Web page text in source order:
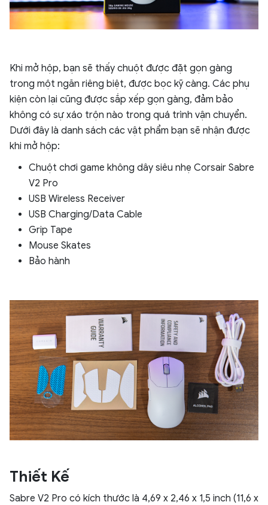
Khi mở hộp, bạn sẽ thấy chuột được đặt gọn gàng
trong một ngăn riêng biệt, được bọc kỹ càng. Các phụ
kiện còn lại cũng được sắp xếp gọn gàng, đảm bảo
không có sự xáo trộn nào trong quá trình vận chuyển.
Dưới đây là danh sách các vật phẩm bạn sẽ nhận được
khi mở hộp:
Chuột chơi game không dây siêu nhẹ Corsair Sabre
V2 Pro
USB Wireless Receiver
USB Charging/Data Cable
Grip Tape
Mouse Skates
Bảo hành
Thiết Kế
Sabre V2 Pro có kích thước là 4,69 x 2,46 x 1,5 inch (11,6 x